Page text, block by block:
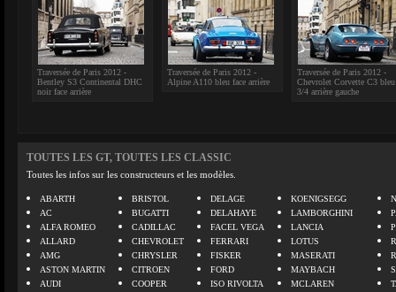
Traversée de Paris 2012 -
Bentley S3 Continental DHC
noir face arrière
Traversée de Paris 2012 -
Alpine A110 bleu face arrière
Traversée de Paris 2012 -
Chevrolet Corvette C3 bleu
3/4 arrière gauche
TOUTES LES GT, TOUTES LES CLASSIC
Toutes les infos sur les constructeurs et les modèles.
ABARTH
AC
ALFA ROMEO
ALLARD
AMG
ASTON MARTIN
AUDI
BRISTOL
BUGATTI
CADILLAC
CHEVROLET
CHRYSLER
CITROEN
COOPER
DELAGE
DELAHAYE
FACEL VEGA
FERRARI
FISKER
FORD
ISO RIVOLTA
KOENIGSEGG
LAMBORGHINI
LANCIA
LOTUS
MASERATI
MAYBACH
MCLAREN